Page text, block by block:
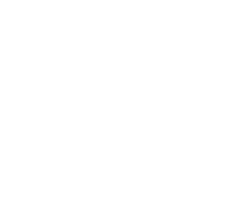
Fachkräfte
Hochqualifizierte